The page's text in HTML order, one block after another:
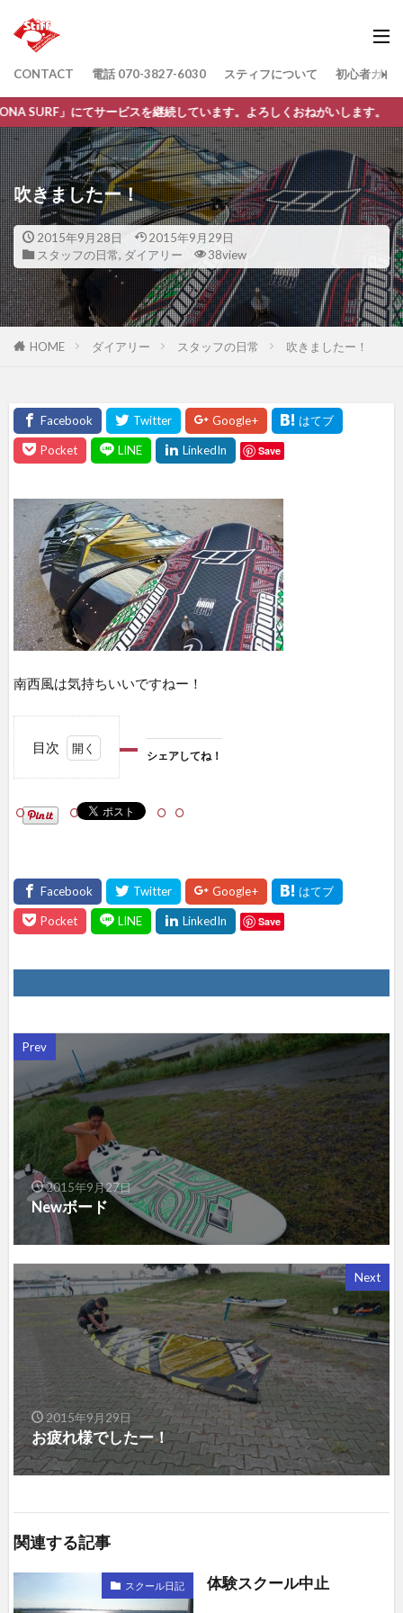
CONTACT 電話 070-3827-6030 スティフについて 初心者ガイ
ビスを継続しています。よろしくおねがいします。
吹きましたー！
2015年9月28日
2015年9月29日
スタッフの日常, ダイアリー 38view
HOME ダイアリー スタッフの日常 吹きましたー！
Save
南西風は気持ちいいですねー！
目次
アし
て
シェアしてね！
Save
Prev
2015年9月27日
Newボード
Next
2015年9月29日
お疲れ様でしたー！
関連する記事
スクール日記 体験スクール中止